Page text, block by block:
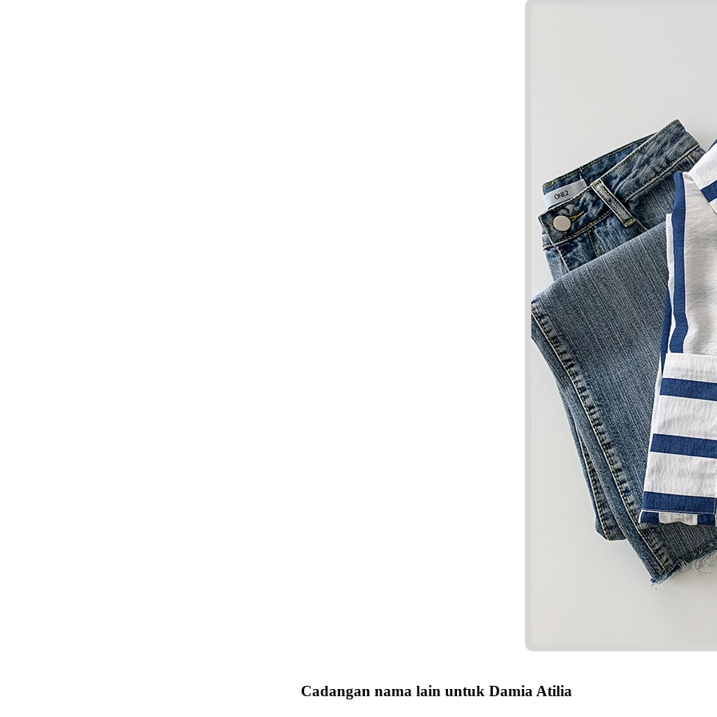
Cadangan nama lain untuk Damia Atilia